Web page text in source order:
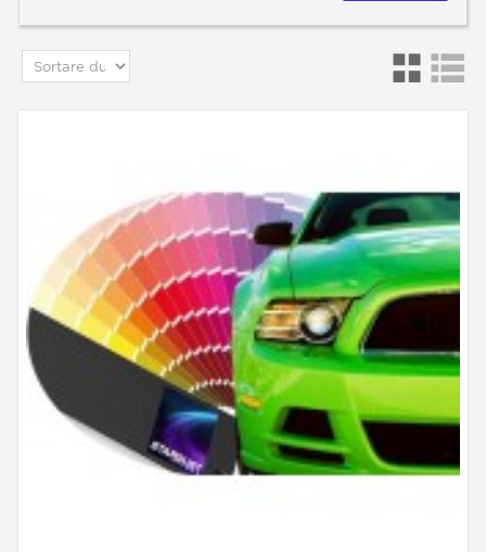
categorie și de GLITTER, sau urmăriți vopsea
efect sidefiu vizibil dintr-un anumit unghi.
radiatorului.
- Pe planșa ușii din spate de pe partea dreaptă
sau din stânga a părții șoferului sau a pasagerului.
- În compartimentul pentru bagaje din spate al
farului din stânga din spate al șoferului sau în
interiorul ușii.
Vă puteți ajuta cu imaginile de mai jos care
ilustrează locația.
Codul de culoare este întotdeauna compus din
trei caractere (litere sau cifre).